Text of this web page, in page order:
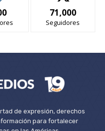
71,000
Seguidores
de expresión, derechos
para fortalecer